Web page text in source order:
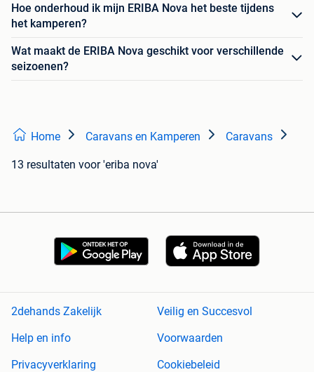
Hoe onderhoud ik mijn ERIBA Nova het beste tijdens
het kamperen?
Wat maakt de ERIBA Nova geschikt voor verschillende
seizoenen?
Home Caravans en Kamperen Caravans
13 resultaten voor 'eriba nova'
2dehands Zakelijk
Veilig en Succesvol
Help en info
Voorwaarden
Privacyverklaring
Cookiebeleid